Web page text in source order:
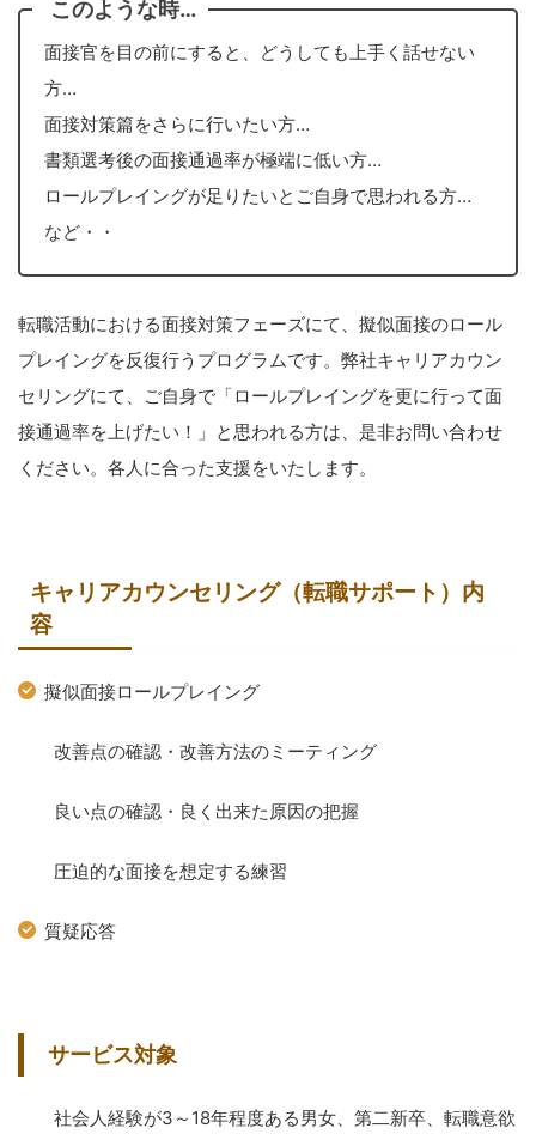
このような時…
面接官を目の前にすると、どうしても上手く話せない
方…
面接対策篇をさらに行いたい方…
書類選考後の面接通過率が極端に低い方…
ロールプレイングが足りたいとご自身で思われる方…
など・・
転職活動における面接対策フェーズにて、擬似面接のロール
プレイングを反復行うプログラムです。弊社キャリアカウン
セリングにて、ご自身で「ロールプレイングを更に行って面
接通過率を上げたい！」と思われる方は、是非お問い合わせ
ください。各人に合った支援をいたします。
キャリアカウンセリング（転職サポート）内
容
擬似面接ロールプレイング
改善点の確認・改善方法のミーティング
良い点の確認・良く出来た原因の把握
圧迫的な面接を想定する練習
質疑応答
サービス対象
社会人経験が3～18年程度ある男女、第二新卒、転職意欲